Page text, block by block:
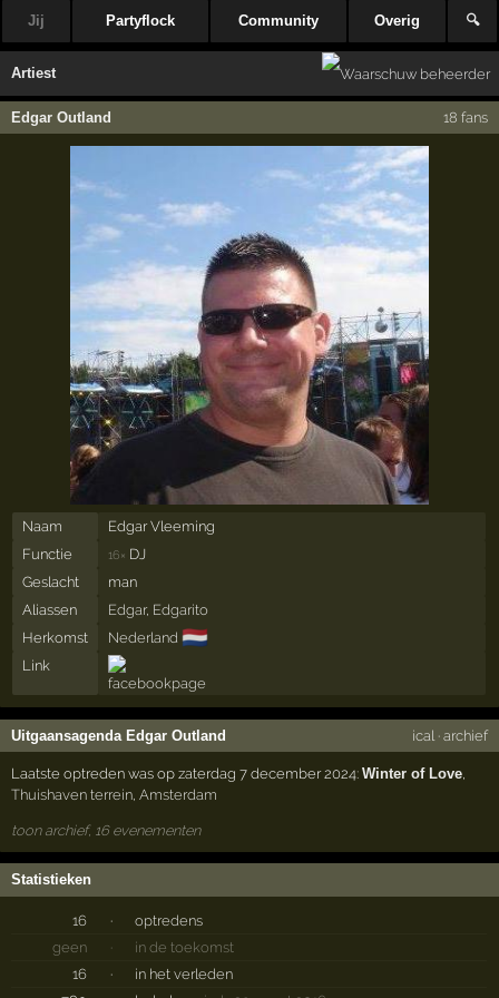
Jij Partyflock Community Overig 🔍
Artiest
Edgar Outland 18 fans
Naam
Edgar Vleeming
Functie
16× DJ
Geslacht
man
Aliassen
Edgar, Edgarito
Herkomst
Nederland 🇳🇱
Link
Uitgaansagenda Edgar Outland ical · archief
Laatste optreden was op zaterdag 7 december 2024:Winter of Love,
Thuishaven terrein,Amsterdam
toon archief, 16 evenementen
Statistieken
16 ·
optredens
geen
·
in de toekomst
16
·
in het verleden